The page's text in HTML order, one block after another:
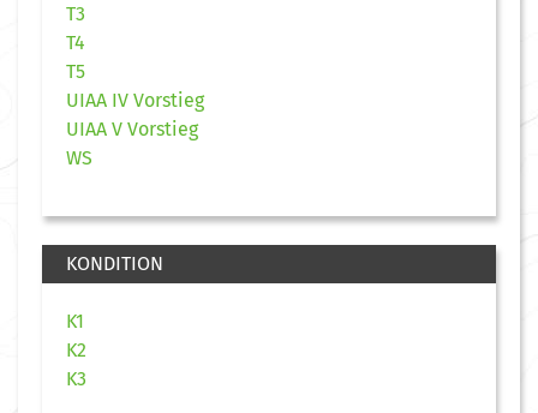
T3
T4
T5
UIAA IV Vorstieg
UIAA V Vorstieg
WS
KONDITION
K1
K2
K3